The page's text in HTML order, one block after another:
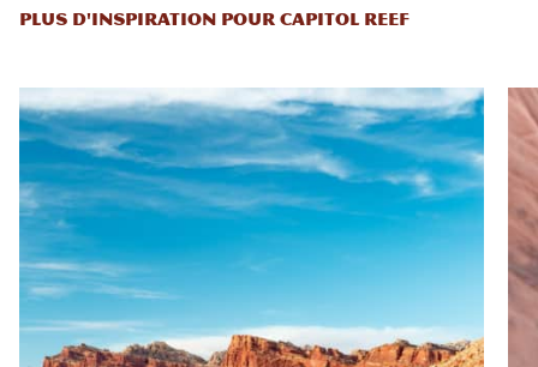
PLUS D'INSPIRATION POUR CAPITOL REEF